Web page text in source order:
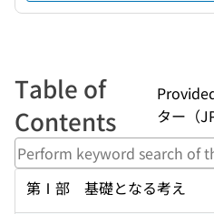
Table of
Contents
ター（
第Ⅰ部 基礎となる考え